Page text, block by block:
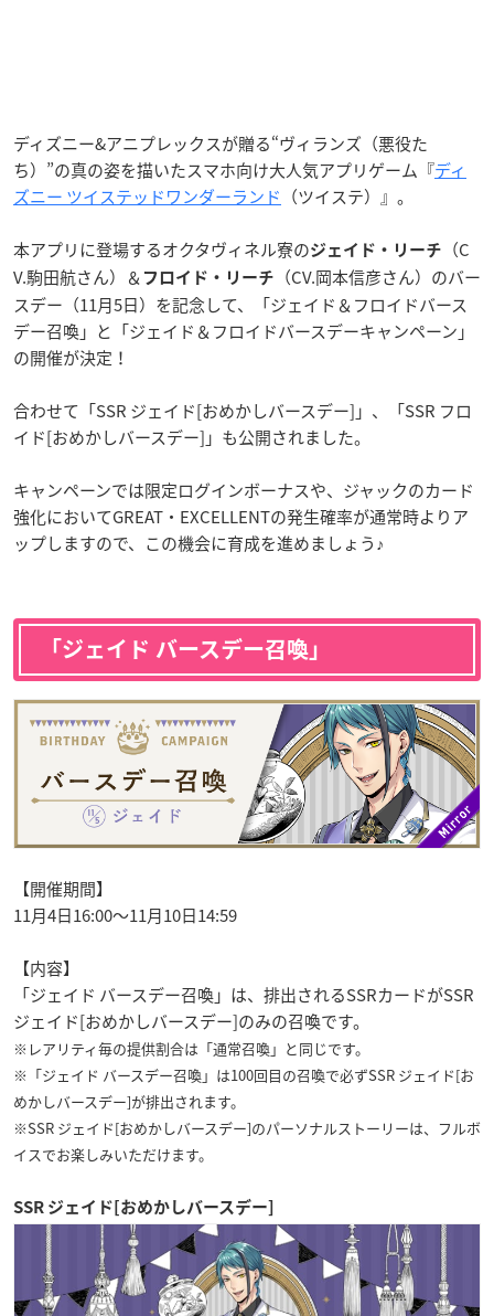
ディズニー&アニプレックスが贈る“ヴィランズ（悪役た
ち）”の真の姿を描いたスマホ向け大人気アプリゲーム『ディ
ズニー ツイステッドワンダーランド （ツイステ）』。
本アプリに登場するオクタヴィネル寮のジェイド・リーチ
（C
V.駒田航さん）＆ フロイド・リーチ
（CV.岡本信彦さん）のバー
スデー（11月5日）を記念して、「ジェイド＆フロイドバース
デー召喚」と「ジェイド＆フロイドバースデーキャンペーン」
の開催が決定！
合わせて「SSR ジェイド[おめかしバースデー]」、「SSR フロ
イド[おめかしバースデー]」も公開されました。
キャンペーンでは限定ログインボーナスや、ジャックのカード
強化においてGREAT・EXCELLENTの発生確率が通常時よりア
ップしますので、この機会に育成を進めましょう♪
「ジェイド バースデー召喚」
【開催期間】
11月4日16:00～11月10日14:59
【内容】
「ジェイド バースデー召喚」は、排出されるSSRカードがSSR
ジェイド[おめかしバースデー]のみの召喚です。
※レアリティ毎の提供割合は「通常召喚」と同じです。
※「ジェイド バースデー召喚」は100回目の召喚で必ずSSR ジェイド[お
めかしバースデー]が排出されます。
※SSR ジェイド[おめかしバースデー]のパーソナルストーリーは、フルボ
イスでお楽しみいただけます。
SSR ジェイド[おめかしバースデー]